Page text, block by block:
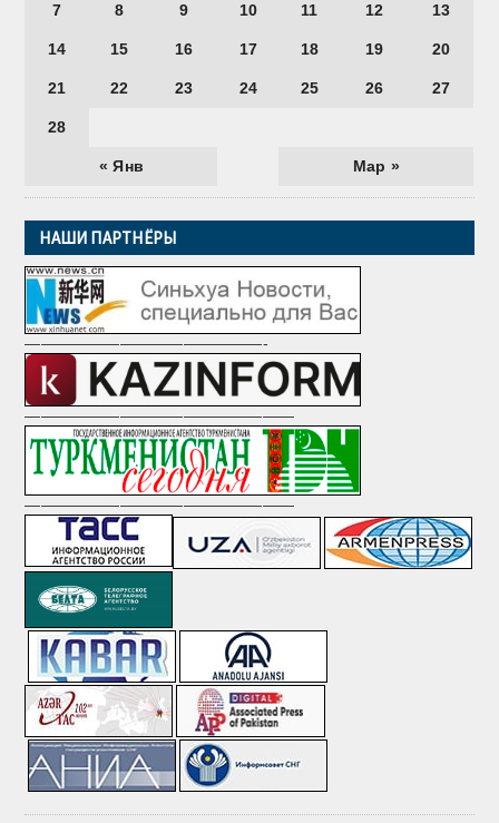
« Янв Мар »
7 8 9 10 11 12 13
14 15 16 17 18 19 20
21 22 23 24 25 26 27
28
НАШИ ПАРТНЁРЫ
———————————————-
—————————————————
—————————————————